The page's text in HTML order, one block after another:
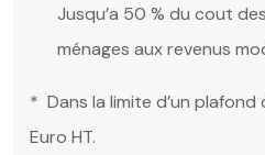
Jusqu’a 50 % du cout
ménages aux revenus
* Dans la limite d’un
Euro HT.